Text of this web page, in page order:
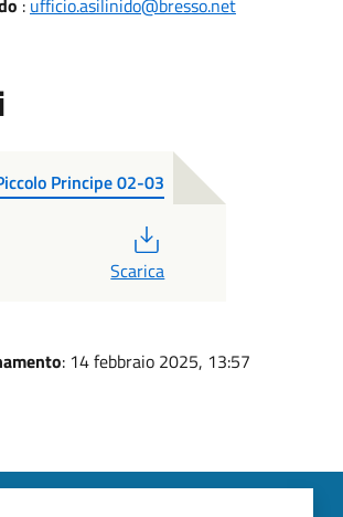
Principe 02-03
Scarica
: 14 febbraio 2025, 13:57